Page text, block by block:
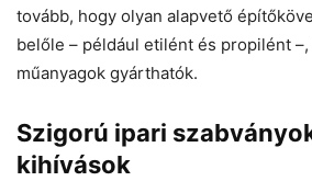
tovább, hogy olyan alapvető
belőle – például etilént és propilént
műanyagok gyárthatók.
Szigorú ipari
kihívások